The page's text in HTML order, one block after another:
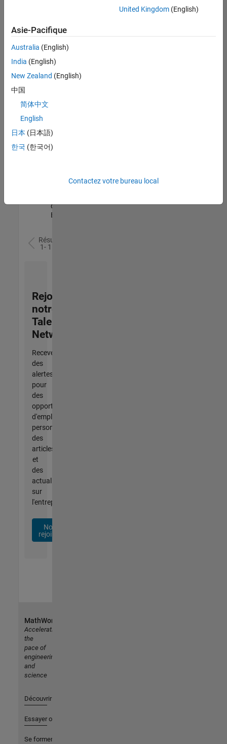
lieu
pour
l’ensemble
des
opportunités
votre
région.
Senior Software Quality Engineer
Senior
Engineer
qualité |
Expérimenté(e)
Résultats
1- 1 de
Rejoignez
notre
Talent
Network
Recevez
des
alertes
pour
des
opportunités
d'emploi
personnalisées,
des
articles
et
des
actualités
sur
l'entreprise.
Nous
rejoindre
United Kingdom(English)
Asie-Pacifique
Australia (English)
India (English)
New Zealand (English)
中国
简体中文
English
日本 (日本語)
한국 (한국어)
Contactez votre bureau local
MathWorks
Accelerating
the
pace of
engineering
and
science
Découvrir les produits
Essayer ou acheter
Se former